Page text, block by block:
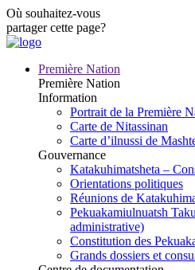
Où souhaitez-vous
partager cette page?
Première Nation
Première Nation
Information
Portrait de la Première
Carte de Nitassinan
Carte d’ilnussi de
Gouvernance
Katakuhimatsheta –
Orientations politiques
Réunions de
Pekuakamiulnuatsh
administrative)
Constitution des
Grands dossiers et